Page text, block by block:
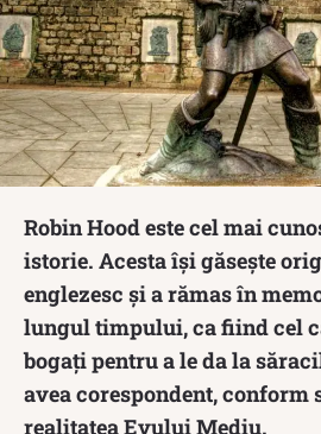
Robin Hood este cel mai
istorie. Acesta își găsește
englezesc și a rămas în
lungul timpului, ca fiind cel
bogați pentru a le da la
avea corespondent,
realitatea Evului Mediu.